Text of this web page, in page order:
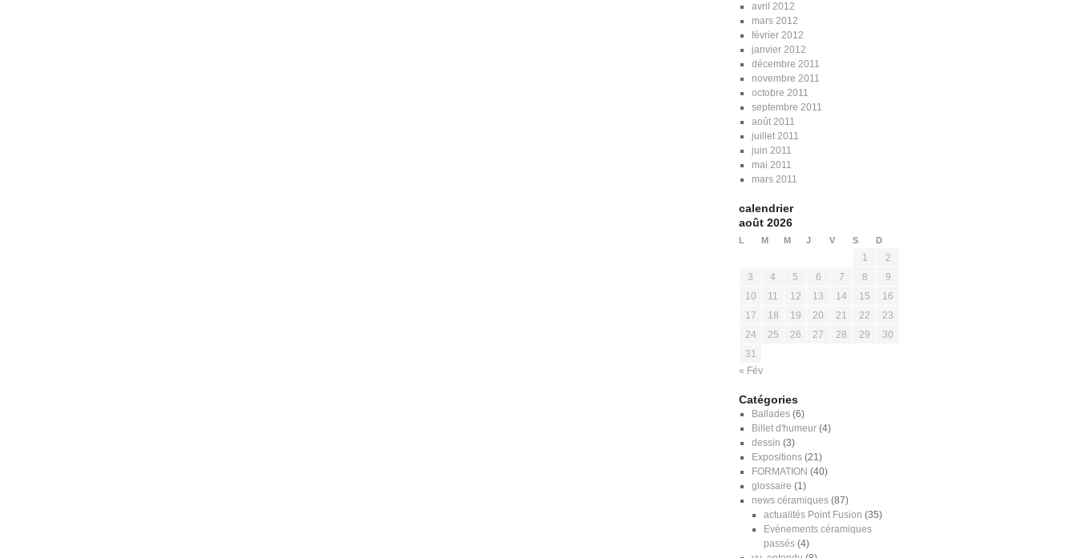
avril 2012
mars 2012
février 2012
janvier 2012
décembre 2011
novembre 2011
octobre 2011
septembre 2011
août 2011
juillet 2011
juin 2011
mai 2011
mars 2011
calendrier
août 2026
L M M J V S D
« Fév
1
2
3
4 5 6 7 8
9
10
11 12 13 14 15
16
17
18 19 20 21 22
23
24
25 26 27 28 29
30
31
Catégories
Ballades(6)
Billet d'humeur(4)
dessin (3)
Expositions(21)
FORMATION (40)
glossaire (1)
news céramiques(87)
actualités Point Fusion (35)
Evénements céramiques
passés (4)